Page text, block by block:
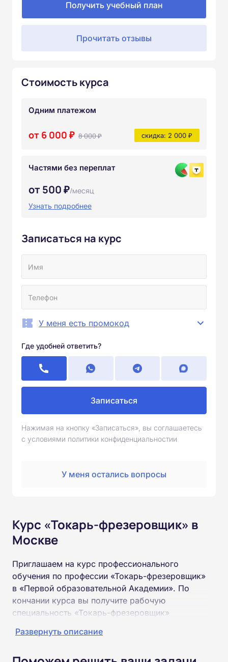
Получить учебный план
Прочитать отзывы
Стоимость курса
Одним платежом
от 6 000 ₽ 8 000 ₽ скидка: 2 000 ₽
Частями без переплат
от 500 ₽/месяц
Узнать подробнее
Записаться на курс
У меня есть промокод
Где удобней ответить?
Записаться
Нажимая на кнопку «Записаться», вы соглашаетесь
с условиями политики конфиденциальностии
У меня остались вопросы
Курс «Токарь-фрезеровщик» в
Москве
Приглашаем на курс профессионального
обучения по профессии «Токарь-фрезеровщик»
в «Первой образовательной Академии». По
кончании курса вы получите рабочую
специальность «Токарь-фрезеровщик»
Развернуть описание